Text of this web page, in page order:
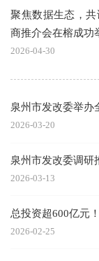
聚焦数据生态，
商推介会在榕成功
2026-04-30
泉州市发改委举办
2026-03-20
泉州市发改委调研
2026-03-13
总投资超600亿元
2026-02-25